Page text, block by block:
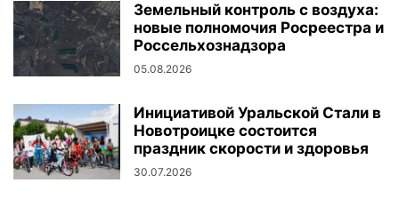
Земельный контроль с воздуха:
новые полномочия Росреестра и
Россельхознадзора
05.08.2026
Инициативой Уральской Стали в
Новотроицке состоится
праздник скорости и здоровья
30.07.2026